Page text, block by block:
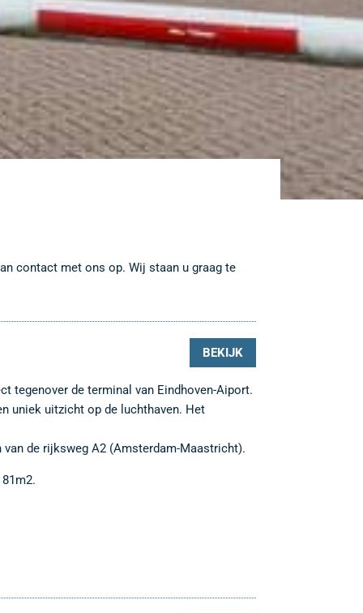
contact met ons op. Wij staan u graag te
BEKIJK
tegenover de terminal van Eindhoven-Aiport.
uniek uitzicht op de luchthaven. Het
de rijksweg A2 (Amsterdam-Maastricht).